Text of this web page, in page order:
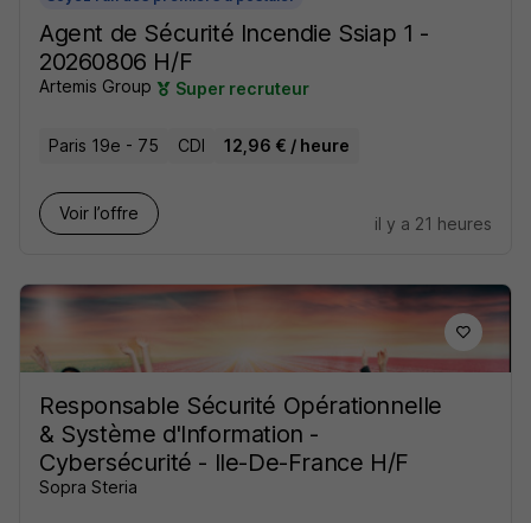
Agent de Sécurité Incendie Ssiap 1 -
20260806 H/F
Artemis Group Super recruteur
Paris 19e - 75 CDI 12,96 € / heure
Voir l’offre
il y a 21 heures
Responsable Sécurité Opérationnelle
& Système d'Information -
Cybersécurité - Ile-De-France H/F
Sopra Steria